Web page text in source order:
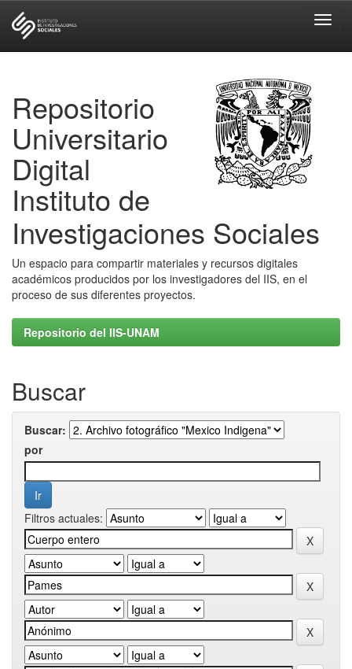
Repositorio
Universitario
Digital
Instituto de
Investigaciones Sociales
Un espacio para compartir materiales y recursos digitales
académicos producidos por los investigadores del IIS, en el
proceso de sus diferentes proyectos.
Repositorio del IIS-UNAM
Buscar
Buscar:
por
Filtros actuales: